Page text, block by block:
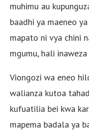
muhimu au
baadhi ya maeneo
mapato ni vya chini
mgumu, hali
Viongozi wa eneo
walianza kutoa
kufuatilia bei kwa
mapema badala ya